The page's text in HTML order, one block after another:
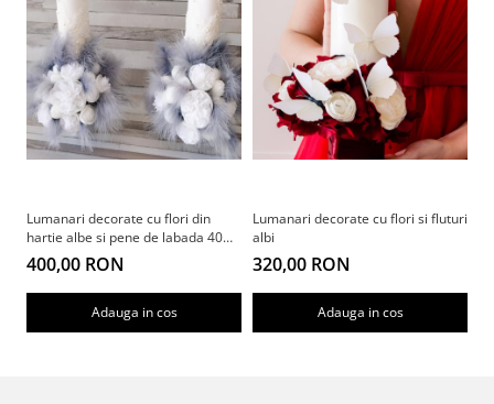
Lumanari decorate cu flori din
hartie albe si pene de labada 40
cm
400,00 RON
Adauga in cos
Lumanari decorate cu flori si fluturi
albi
320,00 RON
Adauga in cos